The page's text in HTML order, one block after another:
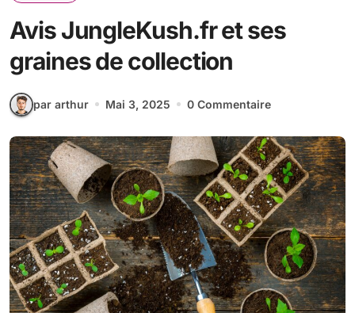
Avis JungleKush.fr et ses
graines de collection
par arthur Mai 3, 2025 0 Commentaire